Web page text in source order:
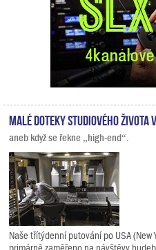
Malé doteky studiového života v
aneb když se řekne „high-end“.
Naše třítýdenní putování po USA